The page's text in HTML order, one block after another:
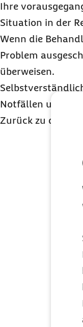
Ihre
Situation in der
Wenn die
Problem
überweisen.
Notfällen und bei
Zurück zu den